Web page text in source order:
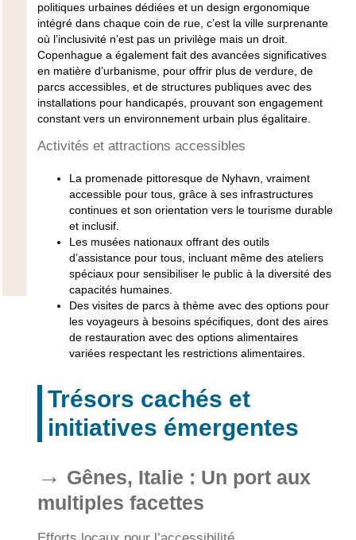
politiques urbaines dédiées et un design ergonomique
intégré dans chaque coin de rue, c’est la ville surprenante
où l’inclusivité n’est pas un privilège mais un droit.
Copenhague a également fait des avancées significatives
en matière d’urbanisme, pour offrir plus de verdure, de
parcs accessibles, et de structures publiques avec des
installations pour handicapés, prouvant son engagement
constant vers un environnement urbain plus égalitaire.
Activités et attractions accessibles
La promenade pittoresque de Nyhavn, vraiment
accessible pour tous, grâce à ses infrastructures
continues et son orientation vers le tourisme durable
et inclusif.
Les musées nationaux offrant des outils
d’assistance pour tous, incluant même des ateliers
spéciaux pour sensibiliser le public à la diversité des
capacités humaines.
Des visites de parcs à thème avec des options pour
les voyageurs à besoins spécifiques, dont des aires
de restauration avec des options alimentaires
variées respectant les restrictions alimentaires.
Trésors cachés et
initiatives émergentes
Gênes, Italie : Un port aux
multiples facettes